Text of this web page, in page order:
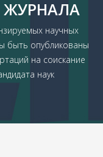
ЖУРНАЛА
научных
быть опубликованы
на соискание
наук